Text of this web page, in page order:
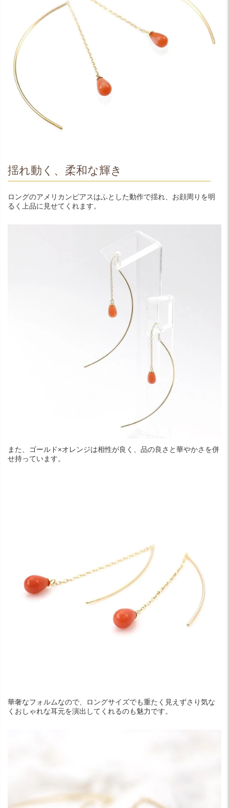
揺れ動く、柔和な輝き
ロングのアメリカンピアスはふとした動作で揺れ、お顔周りを明
るく上品に見せてくれます。
また、ゴールド×オレンジは相性が良く、品の良さと華やかさを併
せ持っています。
華奢なフォルムなので、ロングサイズでも重たく見えずさり気な
くおしゃれな耳元を演出してくれるのも魅力です。